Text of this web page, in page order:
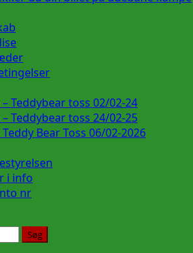
Teddybear toss 02/02-24
Teddybear toss 24/02-25
Bear Toss 06/02-2026
i info
nr